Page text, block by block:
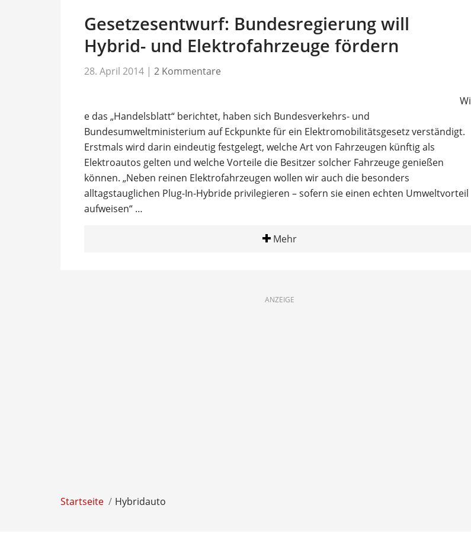
Gesetzesentwurf: Bundesregierung will
Hybrid- und Elektrofahrzeuge fördern
28. April 2014 | 2 Kommentare
Wi
e das „Handelsblatt“ berichtet, haben sich Bundesverkehrs- und
Bundesumweltministerium auf Eckpunkte für ein Elektromobilitätsgesetz verständigt.
Erstmals wird darin eindeutig festgelegt, welche Art von Fahrzeugen künftig als
Elektroautos gelten und welche Vorteile die Besitzer solcher Fahrzeuge genießen
können. „Neben reinen Elektrofahrzeugen wollen wir auch die besonders
alltagstauglichen Plug-In-Hybride privilegieren – sofern sie einen echten Umweltvorteil
aufweisen“ …
Mehr
ANZEIGE
Startseite Hybridauto